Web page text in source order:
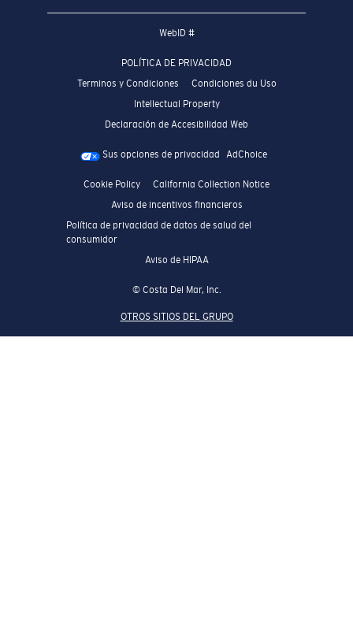
WebID #
POLÍTICA DE PRIVACIDAD
Terminos y Condiciones
Condiciones du Uso
Intellectual Property
Declaración de Accesibilidad Web
Sus opciones de privacidad AdChoice
Cookie Policy
California Collection Notice
Aviso de incentivos financieros
Política de privacidad de datos de salud del
consumidor
Aviso de HIPAA
© Costa Del Mar, Inc.
OTROS SITIOS DEL GRUPO